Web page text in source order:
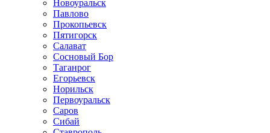
Новоуральск
Павлово
Прокопьевск
Пятигорск
Салават
Сосновый Бор
Таганрог
Егорьевск
Норильск
Первоуральск
Саров
Сибай